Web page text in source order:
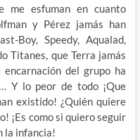
me esfuman en cuanto
y Pérez jamás han
Boy, Speedy, Aqualad,
Titanes, que Terra jamás
del grupo ha
Y lo peor de todo ¡Que
existido! ¿Quién quiere
¡Es como si quiero seguir
la infancia!